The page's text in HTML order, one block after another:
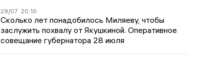
29/07 20:10
Сколько лет понадобилось Миляеву, чтобы
заслужить похвалу от Якушкиной. Оперативное
совещание губернатора 28 июля